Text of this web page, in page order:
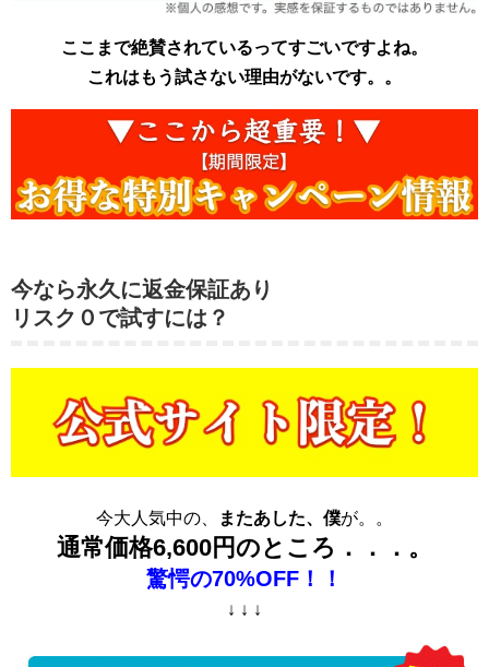
ここまで絶賛されているってすごいですよね。
これはもう試さない理由がないです。。
今なら永久に返金保証あり
リスク０で試すには？
今大人気中の、 またあした、僕が。。
通常価格6,600円のところ．．．。
驚愕の70%OFF！！
↓ ↓ ↓